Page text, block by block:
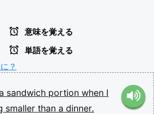
意味を覚える
単語を覚える
？
a sandwich portion when I
smaller than a dinner.